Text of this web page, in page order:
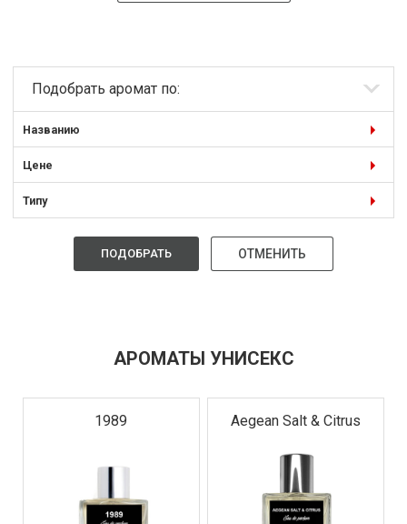
Подобрать аромат по:
Названию
Цене
Типу
ПОДОБРАТЬ ОТМЕНИТЬ
АРОМАТЫ УНИСЕКС
1989 Aegean Salt & Citrus